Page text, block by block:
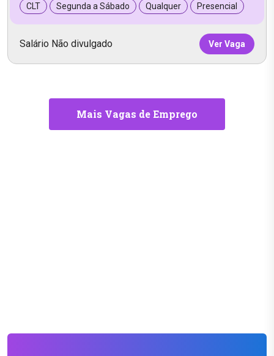
CLT Segunda a Sábado Qualquer Presencial
Salário Não divulgado Ver Vaga
Mais Vagas de Emprego